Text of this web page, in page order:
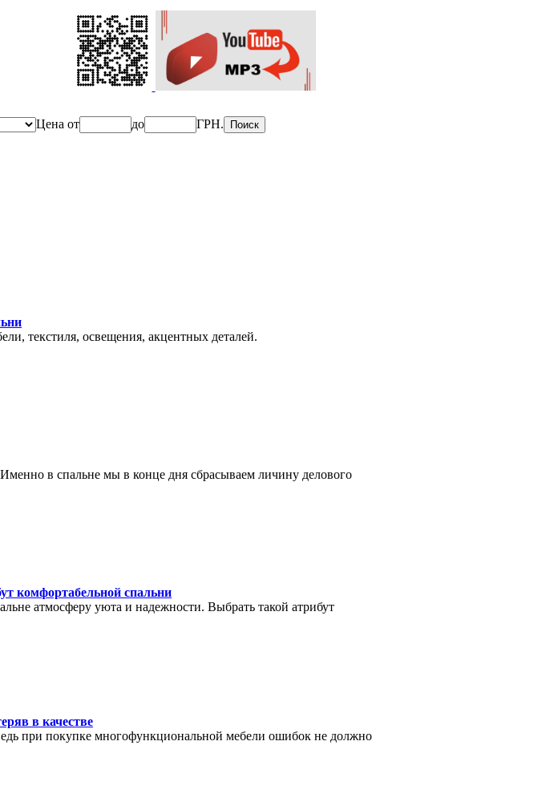
Ценa от до ГРН.
текстиля, освещения, акцентных деталей.
в спальне мы в конце дня сбрасываем личину делового
комфортабельной спальни
атмосферу уюта и надежности. Выбрать такой атрибут
в качестве
при покупке многофункциональной мебели ошибок не должно